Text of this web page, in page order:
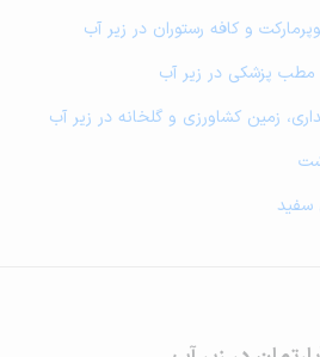
و کافه رستوران در زیر آب
و مطب پزشکی در زیر آب
زمین کشاورزی و گلخانه در زیر آب
سفید